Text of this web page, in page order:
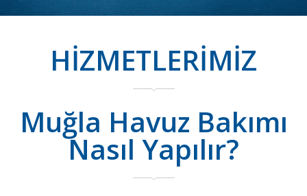
HİZMETLERİMİZ
Muğla Havuz Bakımı
Nasıl Yapılır?